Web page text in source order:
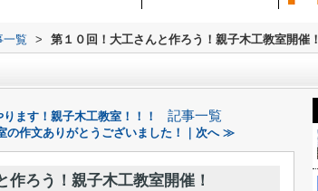
一覧 > 第１０回！大工さんと作ろう！親子木工教室開催！
ます！親子木工教室！！！ 記事一覧
の作文ありがとうございました！｜次へ ≫
作ろう！親子木工教室開催！